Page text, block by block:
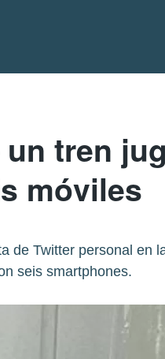
tren
móviles
de Twitter personal en
seis smartphones.